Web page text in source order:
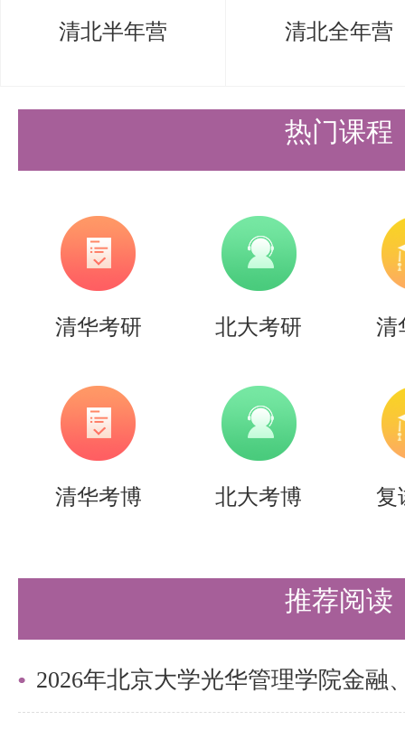
清北半年营 清北全年营
热门课程
清华考研 北大考研 清
清华考博 北大考博 复
推荐阅读